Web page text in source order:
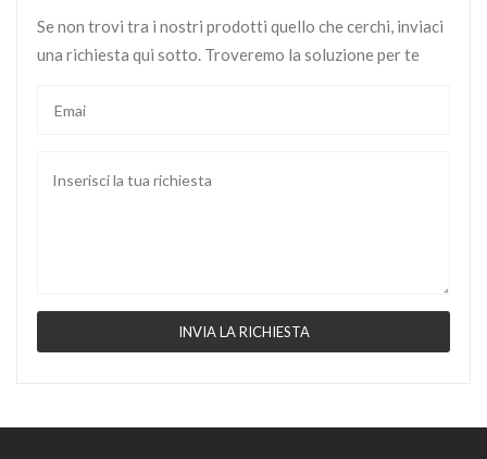
Se non trovi tra i nostri prodotti quello che cerchi, inviaci
una richiesta qui sotto. Troveremo la soluzione per te